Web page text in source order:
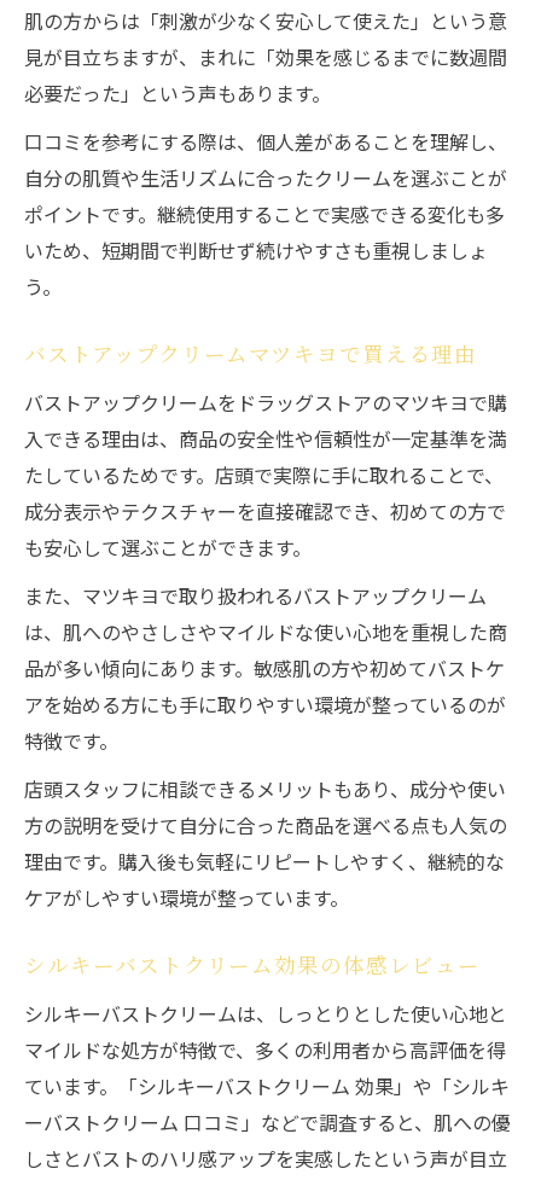
肌の方からは「刺激が少なく安心して使えた」という意
見が目立ちますが、まれに「効果を感じるまでに数週間
必要だった」という声もあります。
口コミを参考にする際は、個人差があることを理解し、
自分の肌質や生活リズムに合ったクリームを選ぶことが
ポイントです。継続使用することで実感できる変化も多
いため、短期間で判断せず続けやすさも重視しましょ
う。
バストアップクリームマツキヨで買える理由
バストアップクリームをドラッグストアのマツキヨで購
入できる理由は、商品の安全性や信頼性が一定基準を満
たしているためです。店頭で実際に手に取れることで、
成分表示やテクスチャーを直接確認でき、初めての方で
も安心して選ぶことができます。
また、マツキヨで取り扱われるバストアップクリーム
は、肌へのやさしさやマイルドな使い心地を重視した商
品が多い傾向にあります。敏感肌の方や初めてバストケ
アを始める方にも手に取りやすい環境が整っているのが
特徴です。
店頭スタッフに相談できるメリットもあり、成分や使い
方の説明を受けて自分に合った商品を選べる点も人気の
理由です。購入後も気軽にリピートしやすく、継続的な
ケアがしやすい環境が整っています。
シルキーバストクリーム効果の体感レビュー
シルキーバストクリームは、しっとりとした使い心地と
マイルドな処方が特徴で、多くの利用者から高評価を得
ています。「シルキーバストクリーム 効果」や「シルキ
ーバストクリーム 口コミ」などで調査すると、肌への優
しさとバストのハリ感アップを実感したという声が目立